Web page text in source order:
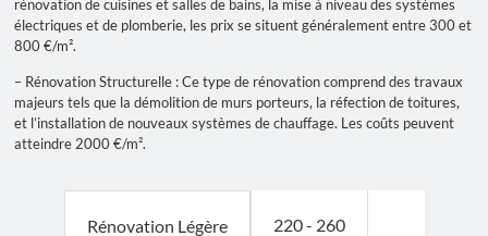
rénovation de cuisines et salles de bains, la mise à niveau des systèmes
électriques et de plomberie, les prix se situent généralement entre 300 et
800 €/m².
– Rénovation Structurelle : Ce type de rénovation comprend des travaux
majeurs tels que la démolition de murs porteurs, la réfection de toitures,
et l’installation de nouveaux systèmes de chauffage. Les coûts peuvent
atteindre 2000 €/m².
Rénovation Légère 220 - 260